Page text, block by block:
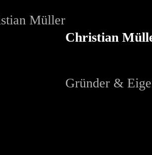
Christian
Gründer &